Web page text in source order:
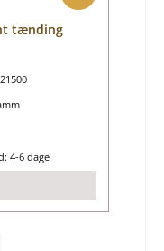
tænding
4-6 dage